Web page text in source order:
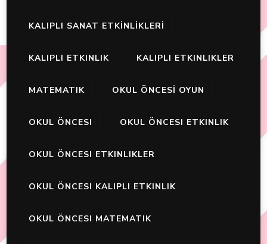
KALIPLI SANAT ETKİNLİKLERİ
KALIPLI ETKINLIK KALIPLI ETKINLIKLER
MATEMATIK OKUL ÖNCESİ OYUN
OKUL ÖNCESI OKUL ÖNCESI ETKINLIK
OKUL ÖNCESI ETKINLIKLER
OKUL ÖNCESI KALIPLI ETKINLIK
OKUL ÖNCESI MATEMATIK